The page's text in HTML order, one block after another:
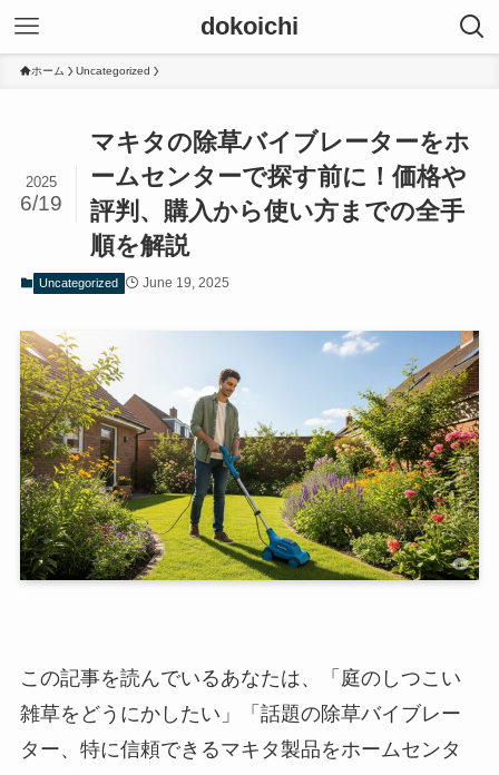
dokoichi
ホーム Uncategorized
マキタの除草バイブレーターをホ
ームセンターで探す前に！価格や
評判、購入から使い方までの全手
順を解説
2025
6/19
Uncategorized June 19, 2025
この記事を読んでいるあなたは、「庭のしつこい
雑草をどうにかしたい」「話題の除草バイブレー
ター、特に信頼できるマキタ製品をホームセンタ